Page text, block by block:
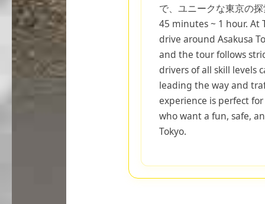
で、ユニークな東京の
45 minutes ~ 1 hour. At
drive around Asakusa
and the tour follows
drivers of all skill levels
leading the way and
experience is perfect
who want a fun, safe,
Tokyo.